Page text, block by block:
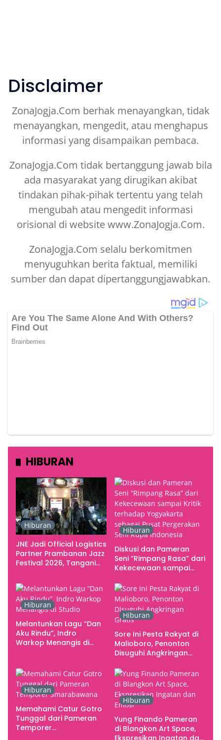
Disclaimer
ZonaJogja.Com berhak menayangkan, tidak
menayangkan, mengedit, atau menghapus
informasi yang disampaikan pembaca.
ZonaJogja.Com tidak bertanggung jawab bila
ada masyarakat yang dirugikan akibat
tindakan pihak-pihak tertentu yang telah
mengubah atau mengedit informasi
orisional di website www.ZonaJogja.Com.
ZonaJogja.Com selalu berkomitmen
menyuguhkan berita faktual, memiliki
sumber dan dapat dipertanggungjawabkan.
HIBURAN
Hiburan
JNE Jadi Official Logistics
Partner Prambanan Jazz
Festival 2026, Tangani
Kebutuhan Konser
Hiburan
Diskusi dan Pameran
Seni “Rimpang Rasa” dari
Kekecewaan sampai
Yogyakarta sebagai
Pusat Pergerakan Seni
Rupa Indonesia
Hiburan
Melantunkan Lagu “Dan
Aku Rindu”, Indro
Warkop Menangis di
Hiburan
Sore Ini Pesta Rakyat di
Malioboro, Penonton
Disuguhi Angkringan
Hiburan
Memahami Catur Gotro
Tunggal dari Pameran
Temporer
Hiburan
Yung Finando Pameran
di Blangkon Art Space,